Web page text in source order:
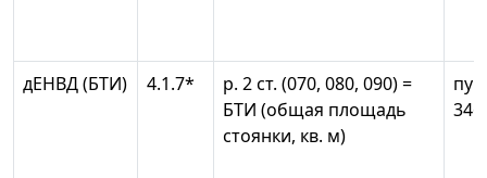
дЕНВД (БТИ) 4.1.7*
р. 2 ст. (070, 080, 090) =
БТИ (общая площадь
стоянки, кв. м)